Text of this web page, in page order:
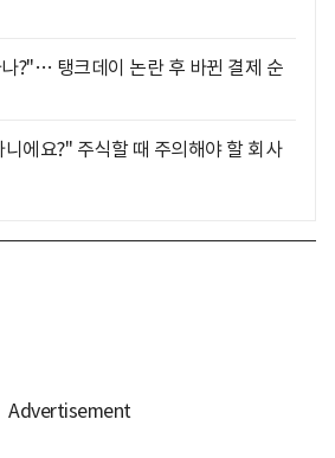
?"… 탱크데이 논란 후 바뀐 결제 순
에요?" 주식할 때 주의해야 할 회사